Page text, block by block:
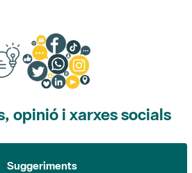
opinió i xarxes socials
Suggeriments